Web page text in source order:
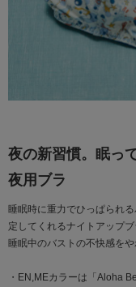
夜の新習慣。眠っ
夜用ブラ
睡眠時に重力でひっぱられ
定してくれるナイトアップブ
睡眠中のバストの不快感を
・EN,MEカラーは「Aloha